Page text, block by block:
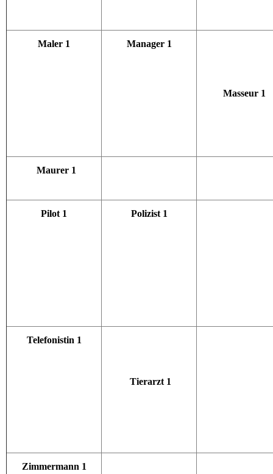
Maler 1 Manager 1
Masseur 1
Maurer 1
Pilot 1 Polizist 1
Telefonistin 1
Tierarzt 1
Zimmermann 1